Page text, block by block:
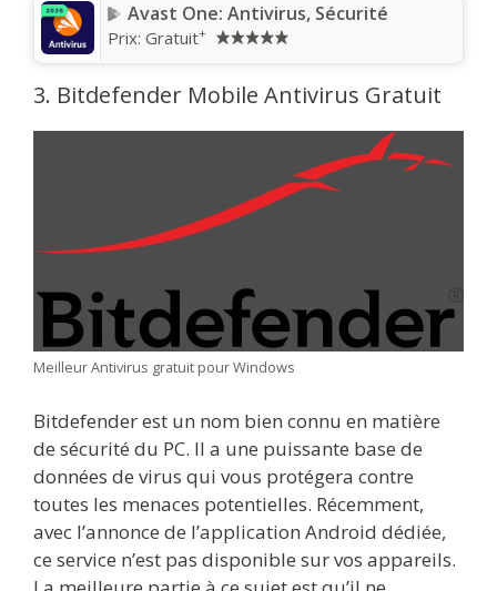
Avast One: Antivirus, Sécurité
Prix: Gratuit+
3. Bitdefender Mobile Antivirus Gratuit
Meilleur Antivirus gratuit pour Windows
Bitdefender est un nom bien connu en matière
de sécurité du PC. Il a une puissante base de
données de virus qui vous protégera contre
toutes les menaces potentielles. Récemment,
avec l’annonce de l’application Android dédiée,
ce service n’est pas disponible sur vos appareils.